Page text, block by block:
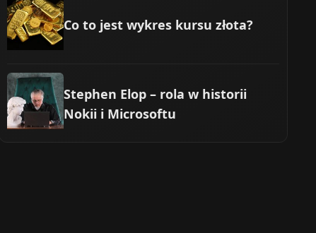
Co to jest wykres kursu złota?
Stephen Elop – rola w historii
Nokii i Microsoftu